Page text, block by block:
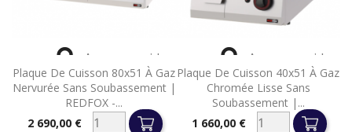
Plaque De Cuisson 80x51 À Gaz
Nervurée Sans Soubassement |
REDFOX -...
2 690,00 €
 Aperçu rapide
Plaque De Cuisson 40x51 À Gaz
Chromée Lisse Sans
Soubassement |...
1 660,00 €
 Aperçu rapide